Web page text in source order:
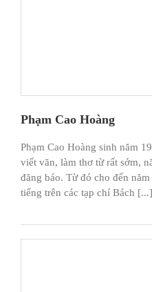
Phạm Cao Hoàng
Phạm Cao Hoàng sinh năm
viết văn, làm thơ từ rất sớm,
đăng báo. Từ đó cho đến
tiếng trên các tạp chí Bách [...]